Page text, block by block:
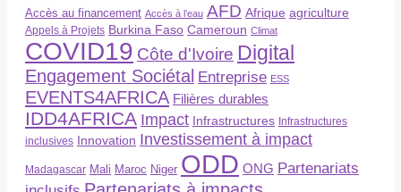
Accès au financement Accès à l’eau AFD Afrique agriculture
Appels à Projets Burkina Faso Cameroun Climat
COVID19 Côte d'Ivoire Digital
Engagement Sociétal Entreprise ESS
EVENTS4AFRICA Filières durables
IDD4AFRICA Impact Infrastructures Infrastructures
inclusives Innovation Investissement à impact
Madagascar Mali Maroc Niger ODD ONG Partenariats